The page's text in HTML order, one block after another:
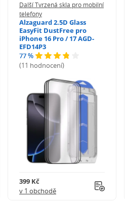
Další Tvrzená skla pro mobilní
telefony
Alzaguard 2.5D Glass
EasyFit DustFree pro
iPhone 16 Pro / 17 AGD-
EFD14P3
77 %
(11 hodnocení)
399 Kč
v 1 obchodě